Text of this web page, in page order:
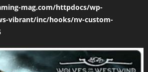
mag.com/httpdocs/wp-
vibrant/inc/hooks/nv-custom-